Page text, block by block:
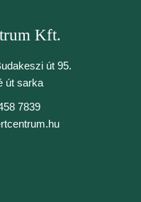
Kft.
út 95.
út sarka
7839